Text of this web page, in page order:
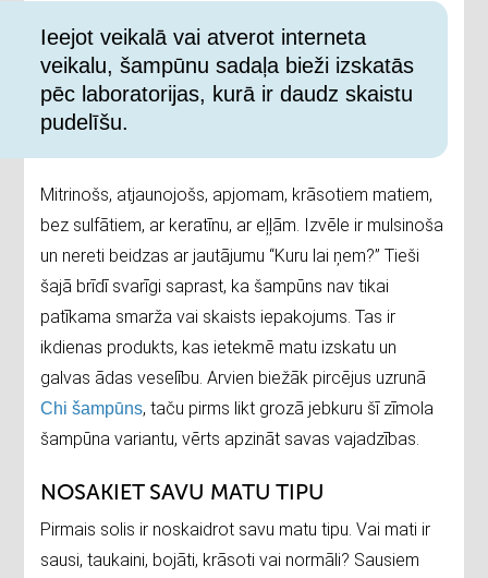
Ieejot veikalā vai atverot interneta
veikalu, šampūnu sadaļa bieži izskatās
pēc laboratorijas, kurā ir daudz skaistu
pudelīšu.
Mitrinošs, atjaunojošs, apjomam, krāsotiem matiem,
bez sulfātiem, ar keratīnu, ar eļļām. Izvēle ir mulsinoša
un nereti beidzas ar jautājumu “Kuru lai ņem?” Tieši
šajā brīdī svarīgi saprast, ka šampūns nav tikai
patīkama smarža vai skaists iepakojums. Tas ir
ikdienas produkts, kas ietekmē matu izskatu un
galvas ādas veselību. Arvien biežāk pircējus uzrunā
Chi šampūns, taču pirms likt grozā jebkuru šī zīmola
šampūna variantu, vērts apzināt savas vajadzības.
NOSAKIET SAVU MATU TIPU
Pirmais solis ir noskaidrot savu matu tipu. Vai mati ir
sausi, taukaini, bojāti, krāsoti vai normāli? Sausiem